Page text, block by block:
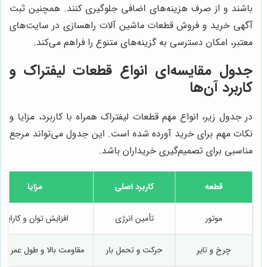
باشند و از صرف هزینه‌های اضافی جلوگیری کنند. همچنین ثبت
آگهی خرید و فروش قطعات ماشین آلات راهسازی در سایت‌های
معتبر، امکان دسترسی به گزینه‌های متنوع را فراهم می‌کند.
جدول مقایسه‌ای انواع قطعات لیفتراک و
کاربرد آن‌ها
در جدول زیر، انواع مهم قطعات لیفتراک همراه با کاربرد، مزایا و
نکات مهم برای خرید آورده شده است. این جدول می‌تواند مرجع
مناسبی برای تصمیم‌گیری خریداران باشد.
قطعه کاربرد اصلی مزایا
موتور تأمین انرژی افزایش توان و کارایی
چرخ و تایر حرکت و تحمل بار مقاومت بالا و طول عمر